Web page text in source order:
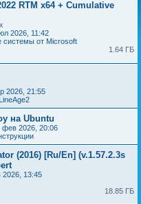
RTM x64 + Cumulative
2026, 11:42
системы от Microsoft
1.64 ГБ
2026, 21:55
на Ubuntu
фев 2026, 20:06
(2016) [Ru/En] (v.1.57.2.3s
13:45
18.85 ГБ